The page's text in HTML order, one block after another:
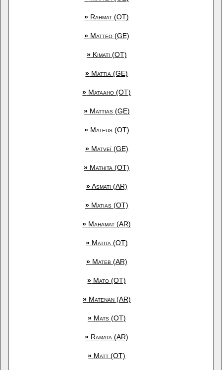
» Rahmat (OT)
»Matteo (GE)
»Kimati (OT)
» Mattia (GE)
» Mataaho (OT)
»Mattias (GE)
»Mateus (OT)
»Matveï (GE)
» Mathita (OT)
»Asmati (AR)
»Matias (OT)
» Mahamat (AR)
»Matita (OT)
»Mateb (AR)
» Mato (OT)
»Matenan (AR)
»Mats (OT)
» Ramata (AR)
» Matt (OT)